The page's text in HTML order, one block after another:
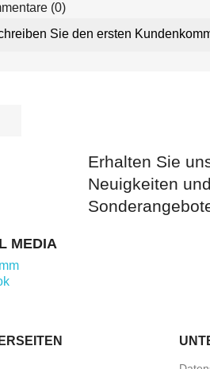
(0)
Sie den ersten
Erhalten Sie
Neuigkeiten und
MEDIA